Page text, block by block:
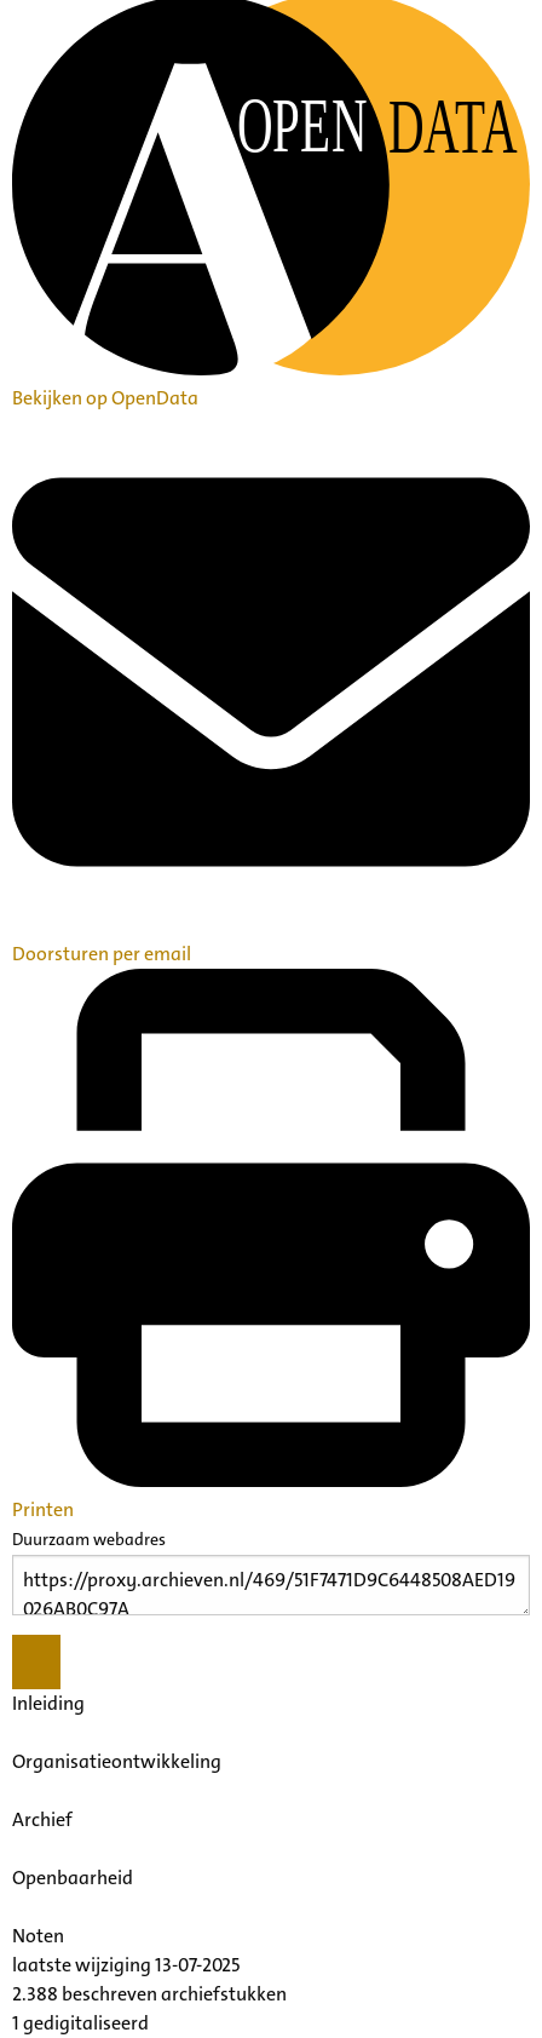
OPEN DATA
Bekijken op OpenData
Doorsturen per email
Printen
Duurzaam webadres
Inleiding
Organisatieontwikkeling
Archief
Openbaarheid
Noten
laatste wijziging 13-07-2025
2.388 beschreven archiefstukken
1 gedigitaliseerd